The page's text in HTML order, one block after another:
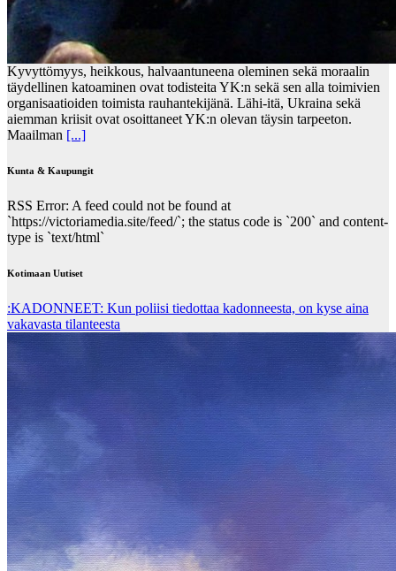
Kyvyttömyys, heikkous, halvaantuneena oleminen sekä moraalin
täydellinen katoaminen ovat todisteita YK:n sekä sen alla toimivien
organisaatioiden toimista rauhantekijänä. Lähi-itä, Ukraina sekä
aiemman kriisit ovat osoittaneet YK:n olevan täysin tarpeeton.
Maailman [...]
Kunta & Kaupungit
RSS Error: A feed could not be found at
`https://victoriamedia.site/feed/`; the status code is `200` and content-
type is `text/html`
Kotimaan Uutiset
:KADONNEET: Kun poliisi tiedottaa kadonneesta, on kyse aina
vakavasta tilanteesta